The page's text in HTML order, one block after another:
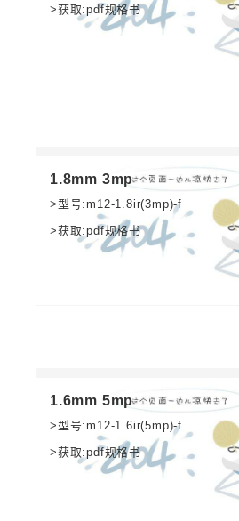
>获取:pdf规格书
1.8mm 3mp
>型号:m12-1.8ir(3mp)-f
>获取:pdf规格书
1.6mm 5mp
>型号:m12-1.6ir(5mp)-f
>获取:pdf规格书